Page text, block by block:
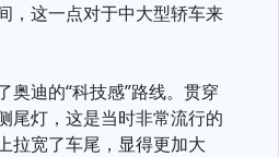
，这一点对于中大型轿车来
奥迪的“科技感”路线。贯穿
尾灯，这是当时非常流行的
拉宽了车尾，显得更加大